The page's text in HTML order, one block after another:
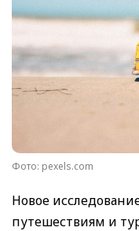
Фото: pexels.com
Новое
путешествиям и